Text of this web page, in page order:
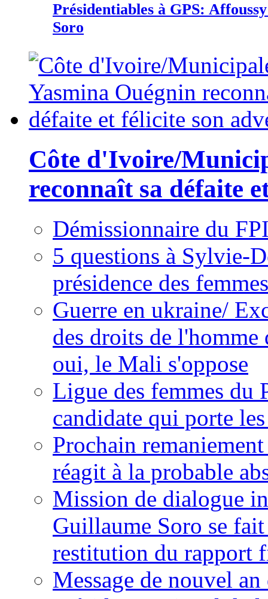
Présidentiables à GPS:
Soro
Côte d'Ivoire/
reconnaît sa défaite
Démissionnaire du
5 questions à Sylvie-
présidence des
Guerre en ukraine/
des droits de
oui, le Mali s'oppose
Ligue des femmes du
candidate qui porte
Prochain
réagit à la probable
Mission de dialogue
Guillaume Soro se
restitution du rapport
Message de nouvel